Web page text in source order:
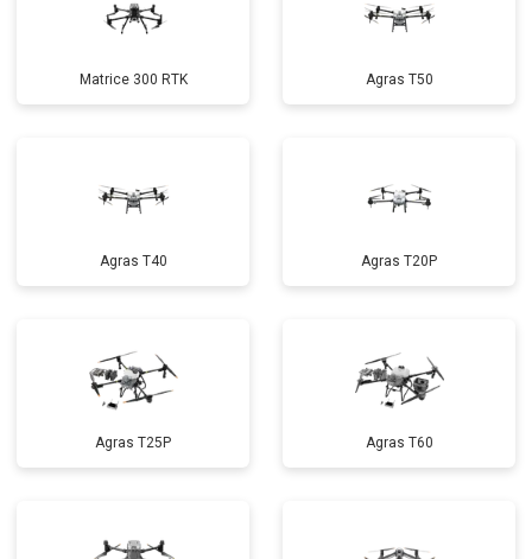
Matrice 300 RTK Agras T50
Agras T40 Agras T20P
Agras T25P Agras T60